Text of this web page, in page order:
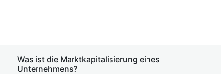
Was ist die Marktkapitalisierung eines
Unternehmens?